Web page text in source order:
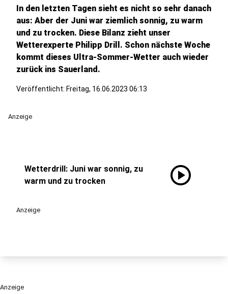
In den letzten Tagen sieht es nicht so sehr danach
aus: Aber der Juni war ziemlich sonnig, zu warm
und zu trocken. Diese Bilanz zieht unser
Wetterexperte Philipp Drill. Schon nächste Woche
kommt dieses Ultra-Sommer-Wetter auch wieder
zurück ins Sauerland.
Veröffentlicht: Freitag, 16.06.2023 06:13
Anzeige
Wetterdrill: Juni war sonnig, zu
warm und zu trocken
play_circle
Anzeige
Anzeige